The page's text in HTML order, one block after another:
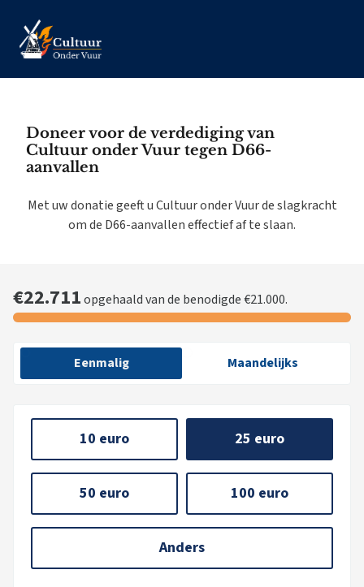
Doneer voor de verdediging van
Cultuur onder Vuur tegen D66-
aanvallen
Met uw donatie geeft u Cultuur onder Vuur de slagkracht
om de D66-aanvallen effectief af te slaan.
€22.711opgehaald van de benodigde €21.000.
Eenmalig Maandelijks
10 euro 25 euro
50 euro 100 euro
Anders